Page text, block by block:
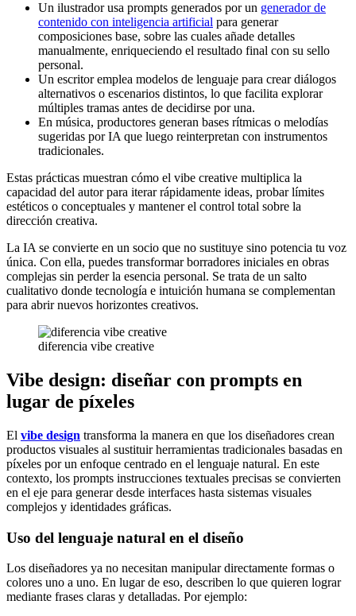
Un ilustrador usa prompts generados por un generador de
contenido con inteligencia artificial para generar
composiciones base, sobre las cuales añade detalles
manualmente, enriqueciendo el resultado final con su sello
personal.
Un escritor emplea modelos de lenguaje para crear diálogos
alternativos o escenarios distintos, lo que facilita explorar
múltiples tramas antes de decidirse por una.
En música, productores generan bases rítmicas o melodías
sugeridas por IA que luego reinterpretan con instrumentos
tradicionales.
Estas prácticas muestran cómo el vibe creative multiplica la
capacidad del autor para iterar rápidamente ideas, probar límites
estéticos o conceptuales y mantener el control total sobre la
dirección creativa.
La IA se convierte en un socio que no sustituye sino potencia tu voz
única. Con ella, puedes transformar borradores iniciales en obras
complejas sin perder la esencia personal. Se trata de un salto
cualitativo donde tecnología e intuición humana se complementan
para abrir nuevos horizontes creativos.
diferencia vibe creative
Vibe design: diseñar con prompts en
lugar de píxeles
El vibe design transforma la manera en que los diseñadores crean
productos visuales al sustituir herramientas tradicionales basadas en
píxeles por un enfoque centrado en el lenguaje natural. En este
contexto, los prompts instrucciones textuales precisas se convierten
en el eje para generar desde interfaces hasta sistemas visuales
complejos y identidades gráficas.
Uso del lenguaje natural en el diseño
Los diseñadores ya no necesitan manipular directamente formas o
colores uno a uno. En lugar de eso, describen lo que quieren lograr
mediante frases claras y detalladas. Por ejemplo: